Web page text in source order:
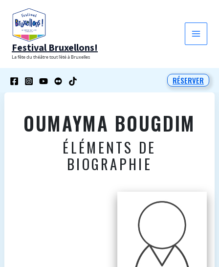
contenu
Festival Bruxellons!
La fête du théâtre tout l'été à Bruxelles
RÉSERVER
OUMAYMA BOUGDIM
ÉLÉMENTS DE
BIOGRAPHIE